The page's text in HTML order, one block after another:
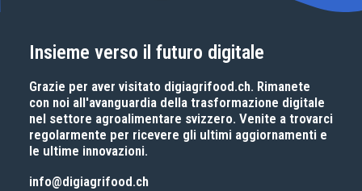
Insieme verso il futuro digitale
Grazie per aver visitato digiagrifood.ch. Rimanete
con noi all'avanguardia della trasformazione digitale
nel settore agroalimentare svizzero. Venite a trovarci
regolarmente per ricevere gli ultimi aggiornamenti e
le ultime innovazioni.
info@digiagrifood.ch